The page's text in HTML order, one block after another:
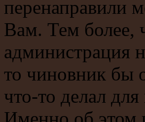
перенаправили
Вам. Тем более,
администрация
то чиновник бы
что-то делал